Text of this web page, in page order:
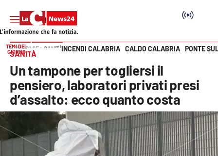
SEZIONI
Cronaca
Attualità
Vai
TEMI DEL
GIORNO
INCENDI CALABRIA CALDO CALABRIA PONTE
HOME PAGE SANITÀ
SANITÀ
Un tampone per togliersi il
pensiero, laboratori privati presi
d’assalto: ecco quanto costa